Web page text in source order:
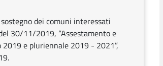
dei comuni interessati
30/11/2019, “Assestamento e
e pluriennale 2019 - 2021”,